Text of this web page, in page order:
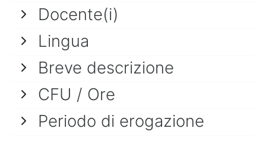
Docente(i)
Lingua
Breve descrizione
CFU / Ore
Periodo di erogazione